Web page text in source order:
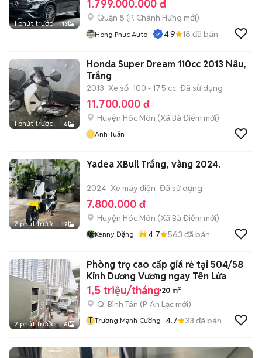
1 phút trước 13
1.799.000.000 đ
Quận 8 (P. Chánh Hưng mới)
Hong Phuc Auto 4.9 18 đã bán
1 phút trước 6
Honda Super Dream 110cc 2013 Nâu,
Trắng
2013 Xe số 100 - 175 cc Đã sử dụng
11.700.000 đ
Huyện Hóc Môn (Xã Bà Điểm mới)
Anh Tuấn
2 phút trước 12
Yadea XBull Trắng, vàng 2024.
2024 Xe máy điện Đã sử dụng
7.800.000 đ
Huyện Hóc Môn (Xã Bà Điểm mới)
Kenny Đặng 4.7 563 đã bán
2 phút trước 6
Phòng trọ cao cấp giá rẻ tại 504/58
Kinh Dương Vương ngay Tên Lửa
1,5 triệu/tháng 20 m²
Q. Bình Tân (P. An Lạc mới)
T Trương Mạnh Cường 4.7 33 đã bán